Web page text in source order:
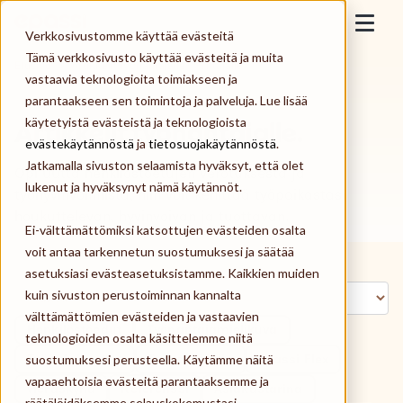
Verkkosivustomme käyttää evästeitä
Tämä verkkosivusto käyttää evästeitä ja muita
vastaavia teknologioita toimiakseen ja
parantaakseen sen toimintoja ja palveluja. Lue lisää
käytetyistä evästeistä ja teknologioista
evästekäytännöstä ja tietosuojakäytännöstä.
Jatkamalla sivuston selaamista hyväksyt, että olet
lukenut ja hyväksynyt nämä käytännöt.
Ei-välttämättömiksi katsottujen evästeiden osalta
voit antaa tarkennetun suostumuksesi ja säätää
asetuksiasi evästeasetuksistamme. Kaikkien muiden
kuin sivuston perustoiminnan kannalta
välttämättömien evästeiden ja vastaavien
teknologioiden osalta käsittelemme niitä
suostumuksesi perusteella. Käytämme näitä
vapaaehtoisia evästeitä parantaaksemme ja
Skip to content
Työnantaja
Työntekijä
Palveluntarjoaja
Meistä
Kirjaudu
Tilaa Epassi
Etusivu > Artikkelit työnantajalle | Yrittäjälle
Artikkelit työnantajalle.
Opi uutta henkilöstöetujen verotuksesta ja
työhyvinvoinnista, niin voit kehittää työpaikastasi
Työsuhde-edut
Työnantajalle
Epassi Flex
vieraskynä
Referenssi
Asiakastarina